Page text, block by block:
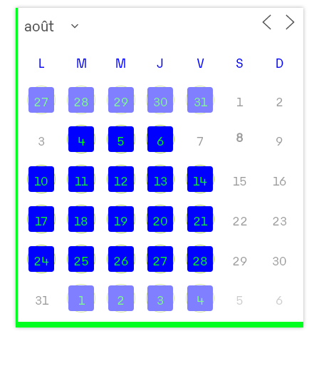
L M M J V S D
27 28 29 30 31 1 2
3 4 5 6 7 8 9
10 11 12 13 14 15 16
17 18 19 20 21 22 23
24 25 26 27 28 29 30
31 1 2 3 4 5 6